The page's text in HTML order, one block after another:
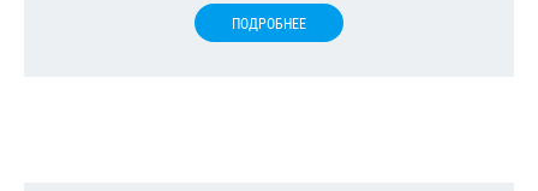
ПОДРОБНЕЕ